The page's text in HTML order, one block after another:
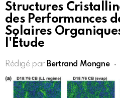
Structures
des Performances
Solaires
l'Étude
Rédigé par Bertrand Mongne